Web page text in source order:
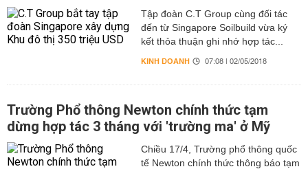
Tập đoàn C.T Group cùng đối tác
đến từ Singapore Soilbuild vừa ký
kết thỏa thuận ghi nhớ hợp tác...
KINH DOANH 07:08 | 02/05/2018
Trường Phổ thông Newton chính thức tạm
dừng hợp tác 3 tháng với 'trường ma' ở Mỹ
Chiều 17/4, Trường phổ thông quốc
tế Newton chính thức thông báo tạm